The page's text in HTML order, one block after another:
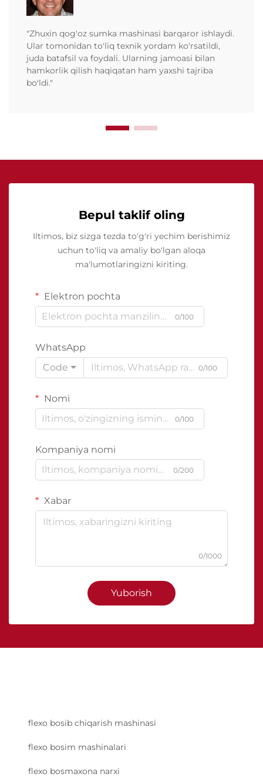
"Zhuxin qog'oz sumka mashinasi barqaror ishlaydi.
Ular tomonidan to'liq texnik yordam ko'rsatildi,
juda batafsil va foydali. Ularning jamoasi bilan
hamkorlik qilish haqiqatan ham yaxshi tajriba
bo'ldi."
Bepul taklif oling
Iltimos, biz sizga tezda to'g'ri yechim berishimiz
uchun to'liq va amaliy bo'lgan aloqa
ma'lumotlaringizni kiriting.
Elektron pochta
0/100
WhatsApp
Code
0/100
Nomi
0/100
Kompaniya nomi
0/200
Xabar
0/1000
Yuborish
flexo bosib chiqarish mashinasi
flexo bosim mashinalari
flexo bosmaxona narxi